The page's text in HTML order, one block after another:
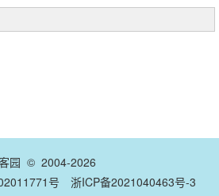
园 © 2004-2026
号
浙ICP备2021040463号-3